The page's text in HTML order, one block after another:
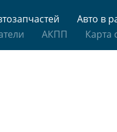
Авто в
АКПП Карта